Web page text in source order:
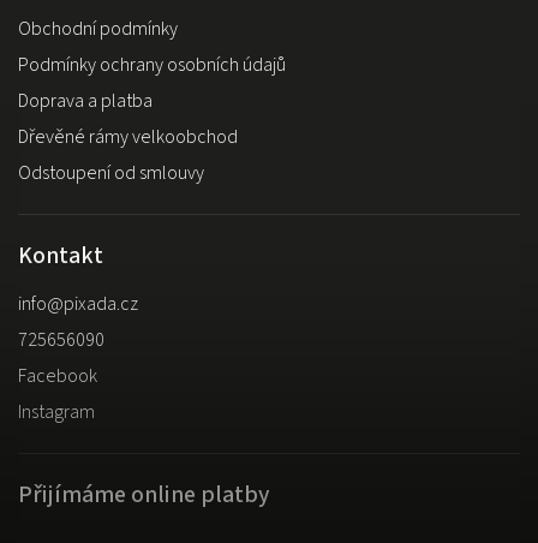
Obchodní podmínky
Podmínky ochrany osobních údajů
Doprava a platba
Dřevěné rámy velkoobchod
Odstoupení od smlouvy
Kontakt
info@pixada.cz
725656090
Facebook
Instagram
Přijímáme online platby